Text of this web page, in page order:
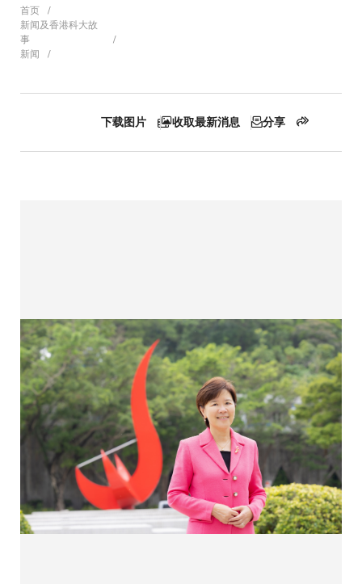
面
包
屑
首页
新闻及香港科大故
事
新闻
下载图片 收取最新消息 分享